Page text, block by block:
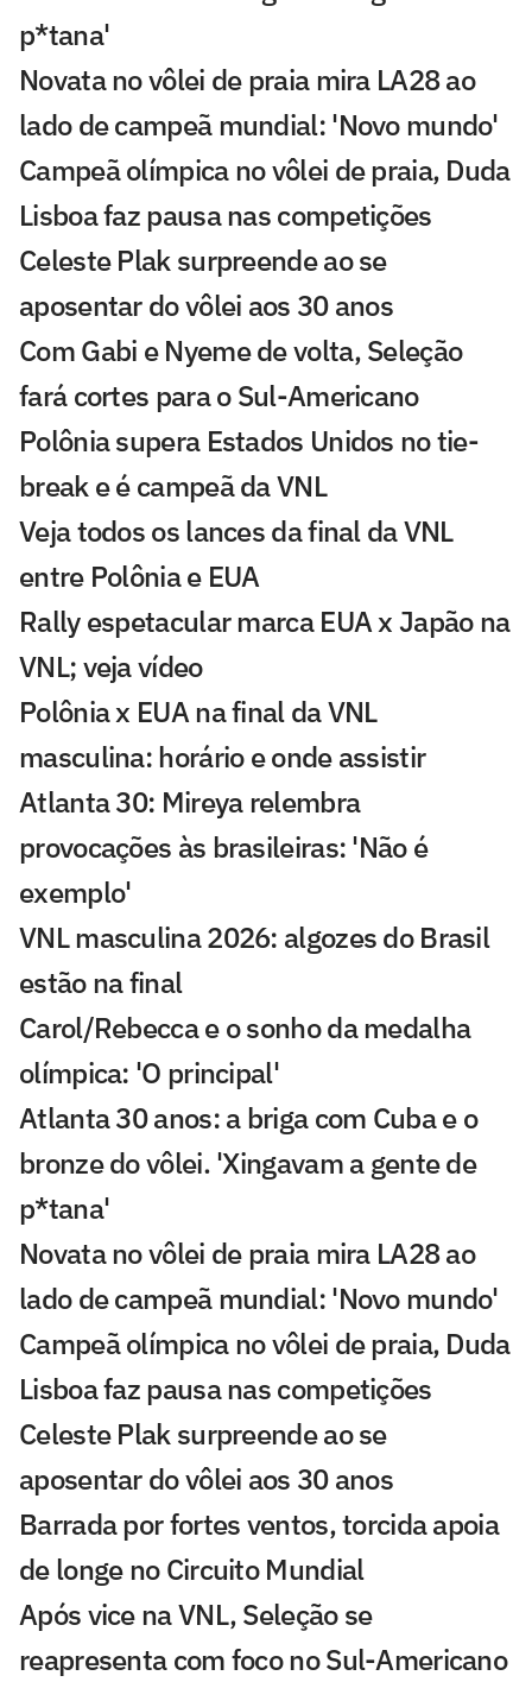
p*tana'
Novata no vôlei de praia mira LA28 ao
lado de campeã mundial: 'Novo mundo'
Campeã olímpica no vôlei de praia, Duda
Lisboa faz pausa nas competições
Celeste Plak surpreende ao se
aposentar do vôlei aos 30 anos
Com Gabi e Nyeme de volta, Seleção
fará cortes para o Sul-Americano
Polônia supera Estados Unidos no tie-
break e é campeã da VNL
Veja todos os lances da final da VNL
entre Polônia e EUA
Rally espetacular marca EUA x Japão na
VNL; veja vídeo
Polônia x EUA na final da VNL
masculina: horário e onde assistir
Atlanta 30: Mireya relembra
provocações às brasileiras: 'Não é
exemplo'
VNL masculina 2026: algozes do Brasil
estão na final
Carol/Rebecca e o sonho da medalha
olímpica: 'O principal'
Atlanta 30 anos: a briga com Cuba e o
bronze do vôlei. 'Xingavam a gente de
p*tana'
Novata no vôlei de praia mira LA28 ao
lado de campeã mundial: 'Novo mundo'
Campeã olímpica no vôlei de praia, Duda
Lisboa faz pausa nas competições
Celeste Plak surpreende ao se
aposentar do vôlei aos 30 anos
Barrada por fortes ventos, torcida apoia
de longe no Circuito Mundial
Após vice na VNL, Seleção se
reapresenta com foco no Sul-Americano